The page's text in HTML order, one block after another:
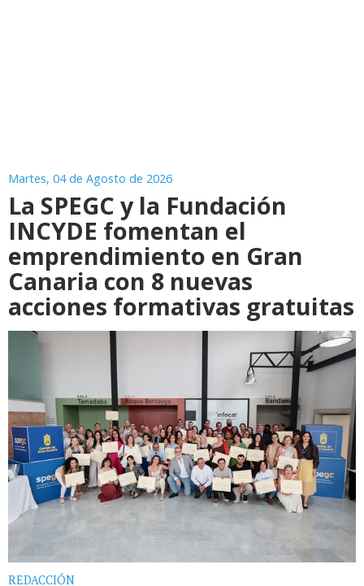
Martes, 04 de Agosto de 2026
La SPEGC y la Fundación
INCYDE fomentan el
emprendimiento en Gran
Canaria con 8 nuevas
acciones formativas gratuitas
REDACCIÓN